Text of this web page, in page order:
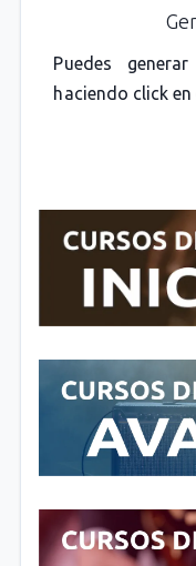
Puedes
haciendo click